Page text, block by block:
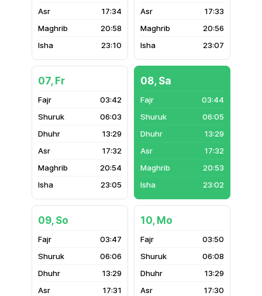
17:34
20:58
23:10
17:33
20:56
23:07
07, Fr
03:42
06:03
13:29
17:32
20:54
23:05
08, Sa
03:44
06:05
13:29
17:32
20:53
23:02
09, So
03:47
06:06
13:29
17:31
10, Mo
03:50
06:08
13:29
17:30